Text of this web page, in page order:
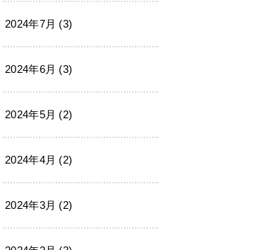
2024年7月 (3)
2024年6月 (3)
2024年5月 (2)
2024年4月 (2)
2024年3月 (2)